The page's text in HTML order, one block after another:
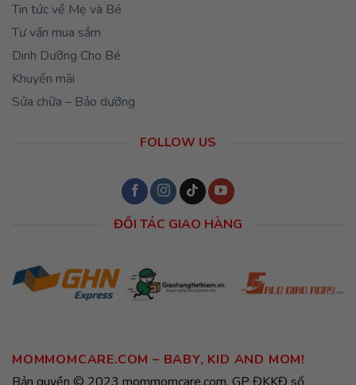
Tin tức về Mẹ và Bé
Tư vấn mua sắm
Dinh Dưỡng Cho Bé
Khuyến mãi
Sửa chữa – Bảo dưỡng
FOLLOW US
ĐỐI TÁC GIAO HÀNG
MOMMOMCARE.COM – BABY, KID AND MOM!